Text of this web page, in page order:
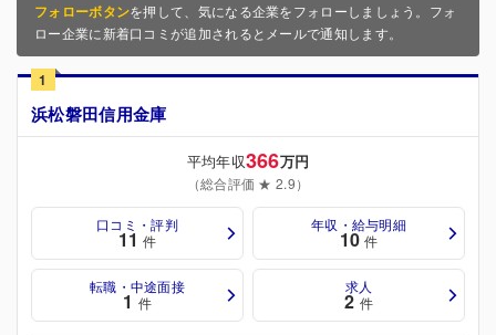
フォローボタンを押して、気になる企業をフォローしましょう。フォ
ロー企業に新着口コミが追加されるとメールで通知します。
1
浜松磐田信用金庫
平均年収366万円
（総合評価 ★ 2.9）
口コミ・評判
11 件
年収・給与明細
10 件
転職・中途面接
1 件
求人
2 件